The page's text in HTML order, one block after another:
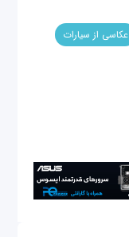
عکاسی از سیارات